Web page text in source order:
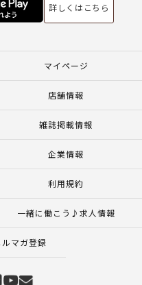
詳しくはこちら
マイページ
店舗情報
雑誌掲載情報
企業情報
利用規約
一緒に働こう♪求人情報
マガ登録